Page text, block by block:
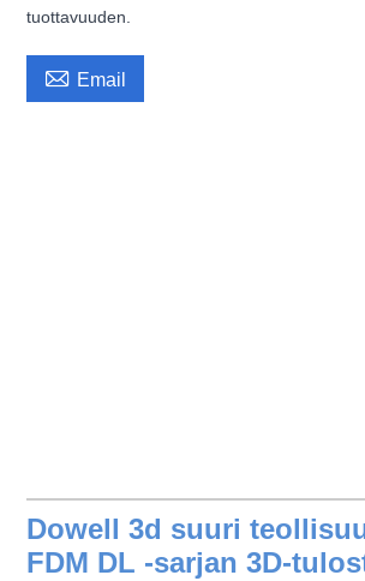
tuottavuuden.
 Email
Dowell 3d suuri
FDM DL -sarjan 3D-